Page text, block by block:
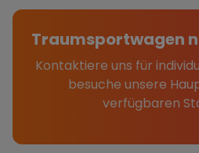
Traumsportwagen
Kontaktiere uns für
besuche unsere
verfügbaren